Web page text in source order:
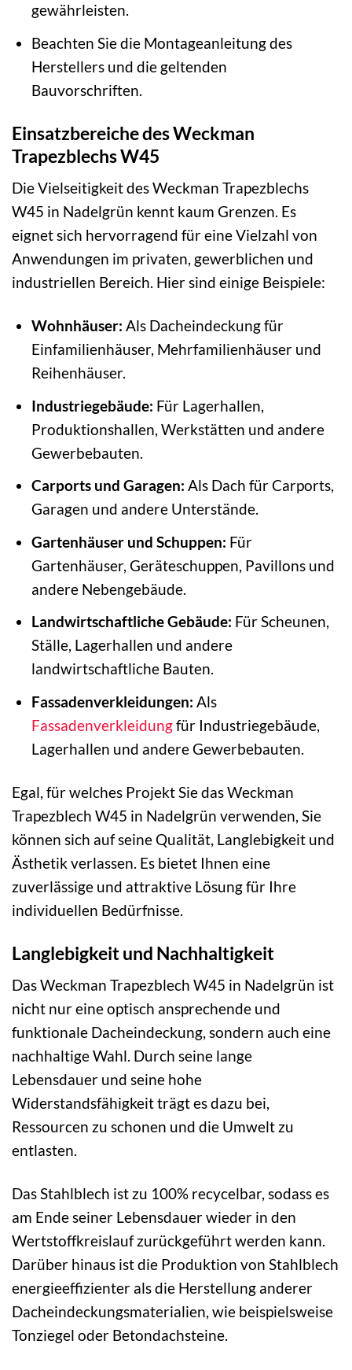
gewährleisten.
Beachten Sie die Montageanleitung des
Herstellers und die geltenden
Bauvorschriften.
Einsatzbereiche des Weckman
Trapezblechs W45
Die Vielseitigkeit des Weckman Trapezblechs
W45 in Nadelgrün kennt kaum Grenzen. Es
eignet sich hervorragend für eine Vielzahl von
Anwendungen im privaten, gewerblichen und
industriellen Bereich. Hier sind einige Beispiele:
Wohnhäuser: Als Dacheindeckung für
Einfamilienhäuser, Mehrfamilienhäuser und
Reihenhäuser.
Industriegebäude: Für Lagerhallen,
Produktionshallen, Werkstätten und andere
Gewerbebauten.
Carports und Garagen: Als Dach für Carports,
Garagen und andere Unterstände.
Gartenhäuser und Schuppen: Für
Gartenhäuser, Geräteschuppen, Pavillons und
andere Nebengebäude.
Landwirtschaftliche Gebäude: Für Scheunen,
Ställe, Lagerhallen und andere
landwirtschaftliche Bauten.
Fassadenverkleidungen: Als
Fassadenverkleidungfür Industriegebäude,
Lagerhallen und andere Gewerbebauten.
Egal, für welches Projekt Sie das Weckman
Trapezblech W45 in Nadelgrün verwenden, Sie
können sich auf seine Qualität, Langlebigkeit und
Ästhetik verlassen. Es bietet Ihnen eine
zuverlässige und attraktive Lösung für Ihre
individuellen Bedürfnisse.
Langlebigkeit und Nachhaltigkeit
Das Weckman Trapezblech W45 in Nadelgrün ist
nicht nur eine optisch ansprechende und
funktionale Dacheindeckung, sondern auch eine
nachhaltige Wahl. Durch seine lange
Lebensdauer und seine hohe
Widerstandsfähigkeit trägt es dazu bei,
Ressourcen zu schonen und die Umwelt zu
entlasten.
Das Stahlblech ist zu 100% recycelbar, sodass es
am Ende seiner Lebensdauer wieder in den
Wertstoffkreislauf zurückgeführt werden kann.
Darüber hinaus ist die Produktion von Stahlblech
energieeffizienter als die Herstellung anderer
Dacheindeckungsmaterialien, wie beispielsweise
Tonziegel oder Betondachsteine.